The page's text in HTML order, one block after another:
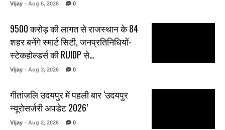
Vijay - Aug 6, 2026 0
₹9500 करोड़ की लागत से राजस्थान के 84
शहर बनेंगे स्मार्ट सिटी, जनप्रतिनिधियों-
स्टेकहोल्डर्स की RUIDP से…
Vijay - Aug 3, 2026 0
गीतांजलि उदयपुर में पहली बार ‘उदयपुर
न्यूरोसर्जरी अपडेट 2026’
Vijay - Aug 2, 2026 0